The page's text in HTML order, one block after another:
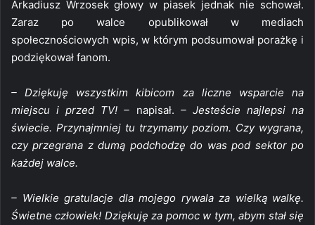
Arkadiusz Wrzosek głowy w piasek jednak nie schował.
Zaraz po walce opublikował w mediach
społecznościowych wpis, w którym podsumował porażkę i
podziękował fanom.
– Dziękuję wszystkim kibicom za liczne wsparcie na
miejscu i przed TV! – napisał. – Jesteście najlepsi na
świecie. Przynajmniej tu trzymamy poziom. Czy wygrana,
czy przegrana z dumą podchodzę do was pod sektor po
każdej walce.
– Wielkie gratulacje dla mojego rywala za wielką walkę.
Świetne człowiek! Dziękuję za pomoc w tym, abym stał się